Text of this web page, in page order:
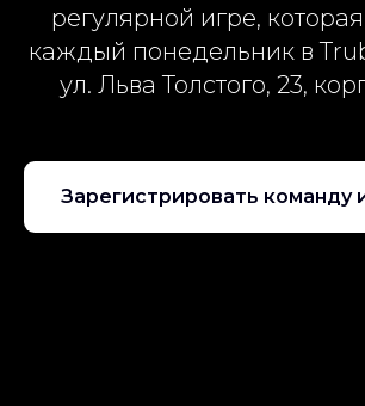
регулярной игре,
каждый понедельник в
ул. Льва Толстого, 23,
Зарегистрировать команду